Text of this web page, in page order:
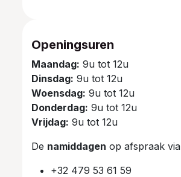
Openingsuren
Maandag: 9u tot 12u
Dinsdag: 9u tot 12u
Woensdag: 9u tot 12u
Donderdag: 9u tot 12u
Vrijdag: 9u tot 12u
De namiddagen op afspraak via
+32 479 53 61 59